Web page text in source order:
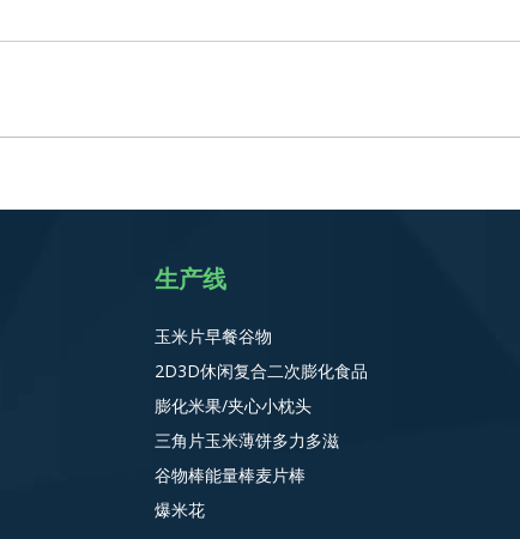
生产线
玉米片早餐谷物
2D3D休闲复合二次膨化食品
膨化米果/夹心小枕头
三角片玉米薄饼多力多滋
谷物棒能量棒麦片棒
爆米花